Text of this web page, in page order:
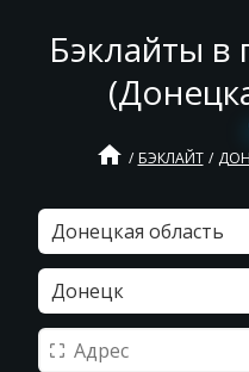
Бэклайты в
home БЭКЛАЙТ
Донецкая область
Донецк